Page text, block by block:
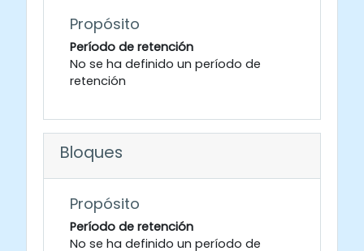
Propósito
Período de retención
No se ha definido un período de
retención
Bloques
Propósito
Período de retención
No se ha definido un período de